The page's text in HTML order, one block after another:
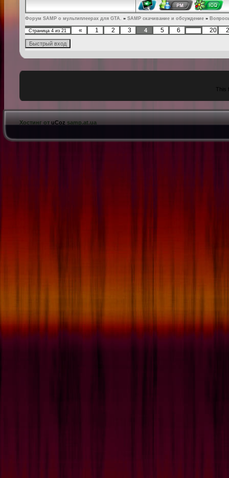
Форум SAMP о мультиплеерах для GTA. » SAMP скачивание и обсуждение »
Страница 4 из 21 « 1 2 3 4 5 6 20
This
Хостинг от uCoz samp.at.ua